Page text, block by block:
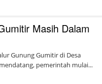
Masih Dalam
Gunung Gumitir di Desa
pemerintah mulai...